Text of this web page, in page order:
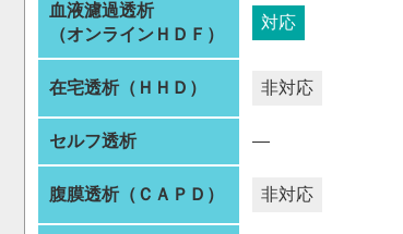
血液濾過透析
（オンラインＨＤＦ）
対応
在宅透析（ＨＨＤ） 非対応
セルフ透析 ―
腹膜透析（ＣＡＰＤ） 非対応